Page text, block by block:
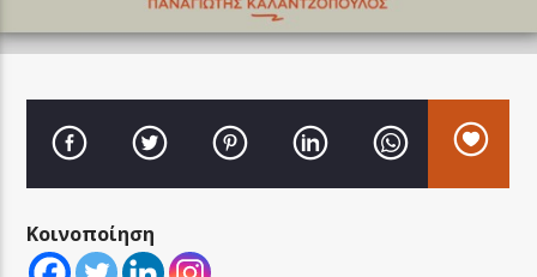
LA FAMIGLIA RADIO
Κοινοποίηση